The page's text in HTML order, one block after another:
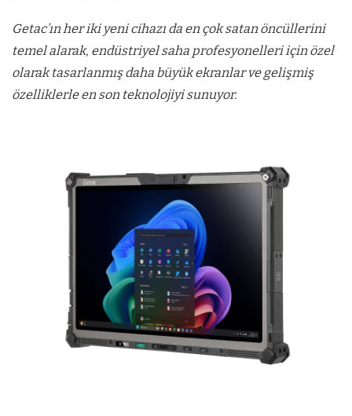
Getac’ın her iki yeni cihazı da en çok satan öncüllerini
temel alarak, endüstriyel saha profesyonelleri için özel
olarak tasarlanmış daha büyük ekranlar ve gelişmiş
özelliklerle en son teknolojiyi sunuyor.